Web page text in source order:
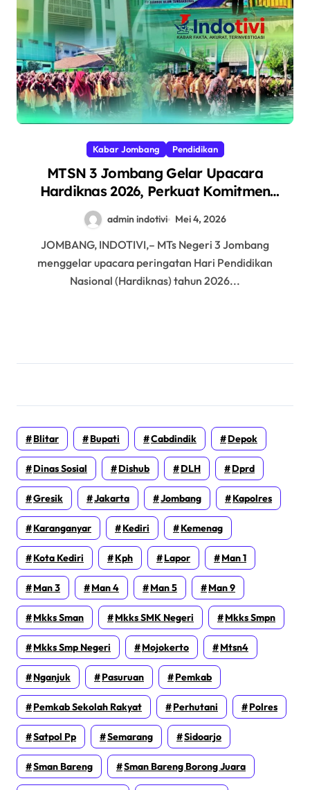
Kabar Jombang Pendidikan
MTSN 3 Jombang Gelar Upacara
Hardiknas 2026, Perkuat Komitmen
Pendidikan Bermutu
admin indotivi Mei 4, 2026
JOMBANG, INDOTIVI,– MTs Negeri 3 Jombang
menggelar upacara peringatan Hari Pendidikan
Nasional (Hardiknas) tahun 2026...
Blitar Bupati Cabdindik Depok
Dinas Sosial Dishub DLH Dprd
Gresik Jakarta Jombang Kapolres
Karanganyar Kediri Kemenag
Kota Kediri Kph Lapor Man 1
Man 3 Man 4 Man 5 Man 9
Mkks Sman Mkks SMK Negeri Mkks Smpn
Mkks Smp Negeri Mojokerto Mtsn4
Nganjuk Pasuruan Pemkab
Pemkab Sekolah Rakyat Perhutani Polres
Satpol Pp Semarang Sidoarjo
Sman Bareng Sman Bareng Borong Juara